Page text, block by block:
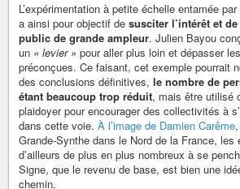
L’expérimentation à petite échelle entamée par
a ainsi pour objectif de susciter l’intérêt et
public de grande ampleur. Julien Bayou
un « levier » pour aller plus loin et dépasser
préconçues. Ce faisant, cet exemple pourrait
des conclusions définitives, le nombre de
étant beaucoup trop réduit, mais être utilisé
plaidoyer pour encourager des collectivités à
dans cette voie. À l’image de Damien Carême
Grande-Synthe dans le Nord de la France, les
d’ailleurs de plus en plus nombreux à se
Signe, que le revenu de base, est bien une
chemin.